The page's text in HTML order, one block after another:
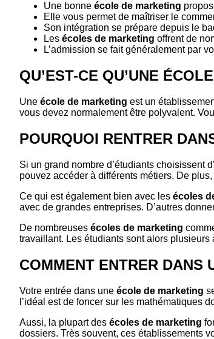
Une bonne école de marketing
Elle vous permet de maîtriser le
Son intégration se prépare depuis le
Les écoles de marketing offrent de
L’admission se fait généralement par
QU’EST-CE QU’UNE
Une école de marketing est un
vous devez normalement être polyvalent.
POURQUOI RENTRER
Si un grand nombre d’étudiants choisissent d’
pouvez accéder à différents métiers. De
Ce qui est également bien avec les écoles
avec de grandes entreprises. D’autres
De nombreuses écoles de marketing
travaillant. Les étudiants sont alors
COMMENT ENTRER DANS
Votre entrée dans une école de marketing
l’idéal est de foncer sur les mathématiques
Aussi, la plupart des écoles de marketing
dossiers. Très souvent, ces établissements